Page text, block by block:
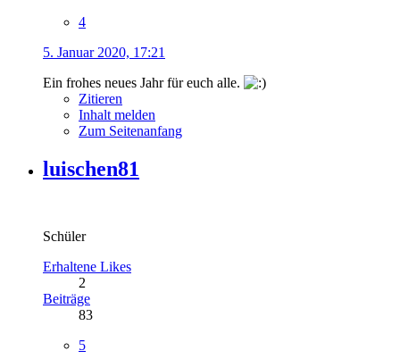
4
5. Januar 2020, 17:21
Ein frohes neues Jahr für euch alle.
Zitieren
Inhalt melden
Zum Seitenanfang
luischen81
Schüler
Erhaltene Likes
2
Beiträge
83
5